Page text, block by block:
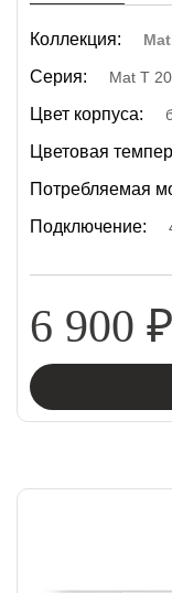
Коллекция:
Серия: Mat T 20
Цвет корпуса:
Цветовая
Потребляемая
Подключение:
6 900 ₽